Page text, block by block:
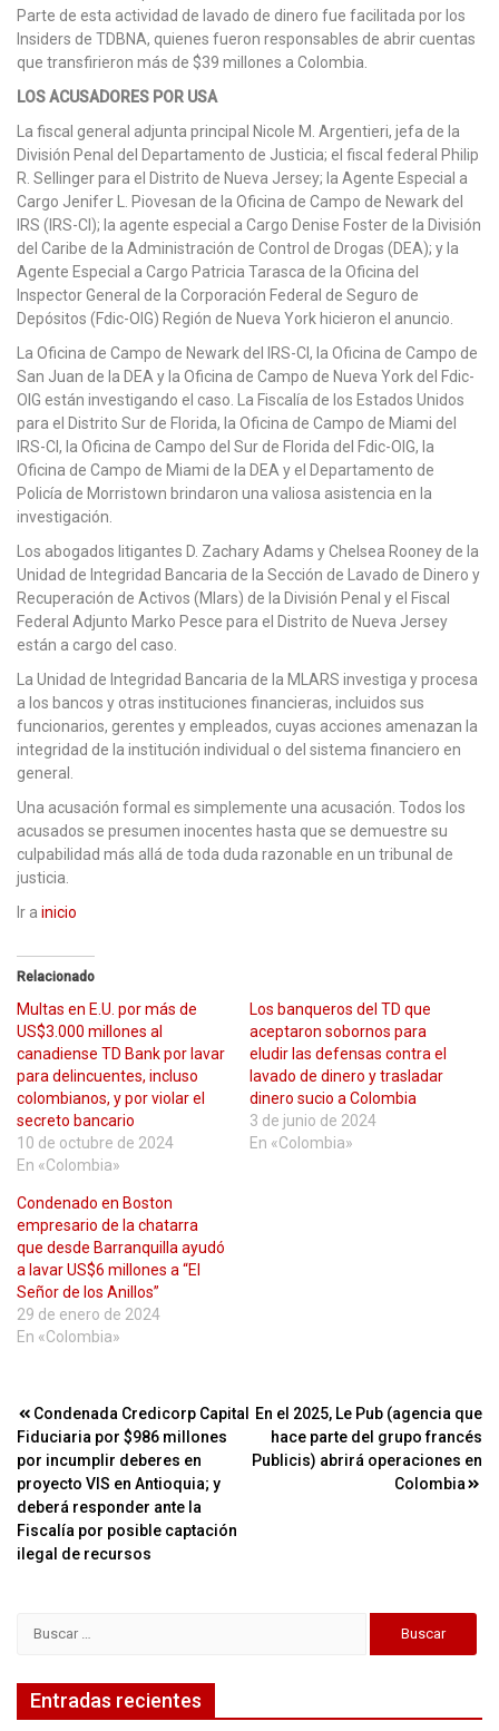
Parte de esta actividad de lavado de dinero fue facilitada por los
Insiders de TDBNA, quienes fueron responsables de abrir cuentas
que transfirieron más de $39 millones a Colombia.
LOS ACUSADORES POR USA
La fiscal general adjunta principal Nicole M. Argentieri, jefa de la
División Penal del Departamento de Justicia; el fiscal federal Philip
R. Sellinger para el Distrito de Nueva Jersey; la Agente Especial a
Cargo Jenifer L. Piovesan de la Oficina de Campo de Newark del
IRS (IRS-CI); la agente especial a Cargo Denise Foster de la División
del Caribe de la Administración de Control de Drogas (DEA); y la
Agente Especial a Cargo Patricia Tarasca de la Oficina del
Inspector General de la Corporación Federal de Seguro de
Depósitos (Fdic-OIG) Región de Nueva York hicieron el anuncio.
La Oficina de Campo de Newark del IRS-CI, la Oficina de Campo de
San Juan de la DEA y la Oficina de Campo de Nueva York del Fdic-
OIG están investigando el caso. La Fiscalía de los Estados Unidos
para el Distrito Sur de Florida, la Oficina de Campo de Miami del
IRS-CI, la Oficina de Campo del Sur de Florida del Fdic-OIG, la
Oficina de Campo de Miami de la DEA y el Departamento de
Policía de Morristown brindaron una valiosa asistencia en la
investigación.
Los abogados litigantes D. Zachary Adams y Chelsea Rooney de la
Unidad de Integridad Bancaria de la Sección de Lavado de Dinero y
Recuperación de Activos (Mlars) de la División Penal y el Fiscal
Federal Adjunto Marko Pesce para el Distrito de Nueva Jersey
están a cargo del caso.
La Unidad de Integridad Bancaria de la MLARS investiga y procesa
a los bancos y otras instituciones financieras, incluidos sus
funcionarios, gerentes y empleados, cuyas acciones amenazan la
integridad de la institución individual o del sistema financiero en
general.
Una acusación formal es simplemente una acusación. Todos los
acusados ​​se presumen inocentes hasta que se demuestre su
culpabilidad más allá de toda duda razonable en un tribunal de
justicia.
Ir a inicio
Relacionado
Multas en E.U. por más de
US$3.000 millones al
canadiense TD Bank por lavar
para delincuentes, incluso
colombianos, y por violar el
secreto bancario
10 de octubre de 2024
En «Colombia»
Los banqueros del TD que
aceptaron sobornos para
eludir las defensas contra el
lavado de dinero y trasladar
dinero sucio a Colombia
3 de junio de 2024
En «Colombia»
Condenado en Boston
empresario de la chatarra
que desde Barranquilla ayudó
a lavar US$6 millones a “El
Señor de los Anillos”
29 de enero de 2024
En «Colombia»
Navegación
de
entradas
Condenada Credicorp Capital
Fiduciaria por $986 millones
por incumplir deberes en
proyecto VIS en Antioquia; y
deberá responder ante la
Fiscalía por posible captación
ilegal de recursos
En el 2025, Le Pub (agencia que
hace parte del grupo francés
Publicis) abrirá operaciones en
Colombia
Entradas recientes